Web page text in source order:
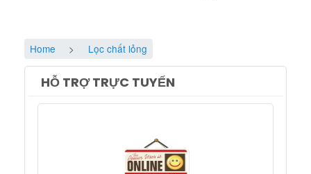
Home Lọc chất lỏng
HỖ TRỢ TRỰC TUYẾN